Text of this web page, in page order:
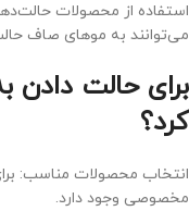
استفاده از محصولات
می‌توانند به موهای صاف
برای حالت دادن
کرد؟
انتخاب محصولات مناسب:
مخصوصی وجود دارد.